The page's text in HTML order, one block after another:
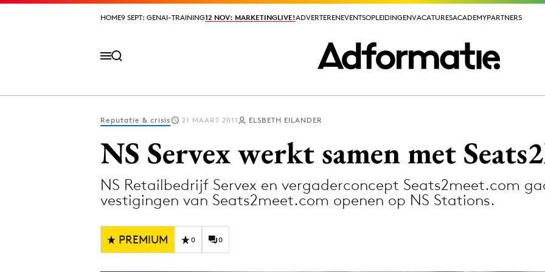
HOME9 SEPT: GENAI-TRAINING12 NOV: MARKETINGLIVE!ADVERTERENEVENTSOPLEIDINGENVACATURESACADEMYPARTNERS
HOME9 SEPT: GENAI-TRAINING12 NOV: MARKETINGLIVE!ADVERTERENEVENTSOPLEIDINGENVACATURESACADEMYPARTNERS
Digital transformation
Diversiteit
Reputatie & crisis 21 MAART 2011 ELSBETH EILANDER
NS Servex werkt samen met
NS Retailbedrijf Servex en vergaderconcept Seats2meet.com
vestigingen van Seats2meet.com openen op NS Stations.
PREMIUM 0 0